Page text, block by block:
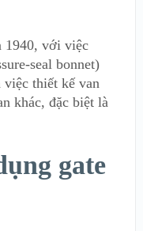
1940, với việc
seal bonnet)
việc thiết kế van
khác, đặc biệt là
gate